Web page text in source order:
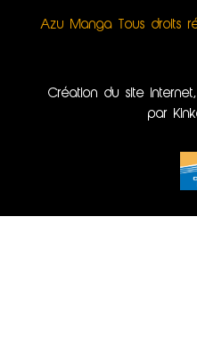
Azu Manga Tous droits
Création du site
par